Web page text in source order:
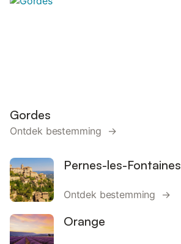
Gordes
Ontdek bestemming →
Pernes-les-Fontaines
Ontdek bestemming →
Orange